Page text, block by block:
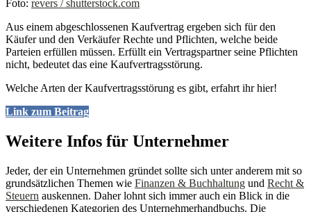
Foto: revers / shutterstock.com
Aus einem abgeschlossenen Kaufvertrag ergeben sich für den
Käufer und den Verkäufer Rechte und Pflichten, welche beide
Parteien erfüllen müssen. Erfüllt ein Vertragspartner seine Pflichten
nicht, bedeutet das eine Kaufvertragsstörung.
Welche Arten der Kaufvertragsstörung es gibt, erfahrt ihr hier!
Link zum Beitrag
Weitere Infos für Unternehmer
Jeder, der ein Unternehmen gründet sollte sich unter anderem mit so
grundsätzlichen Themen wie Finanzen & Buchhaltung und Recht &
Steuern auskennen. Daher lohnt sich immer auch ein Blick in die
verschiedenen Kategorien des Unternehmerhandbuchs. Die